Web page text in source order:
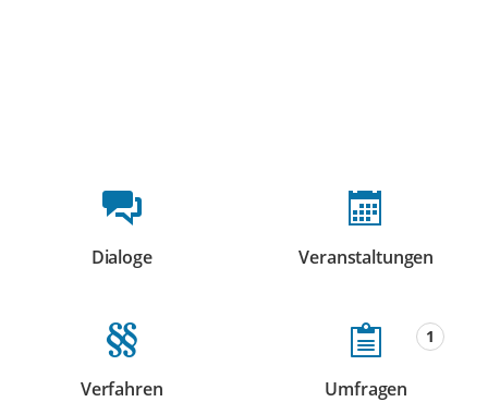
Beteiligungsformate
Dialoge Veranstaltungen
Verfahren Umfragen
1